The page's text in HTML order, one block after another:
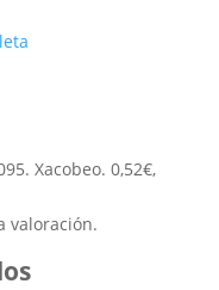
Xacobeo. 0,52€,
valoración.